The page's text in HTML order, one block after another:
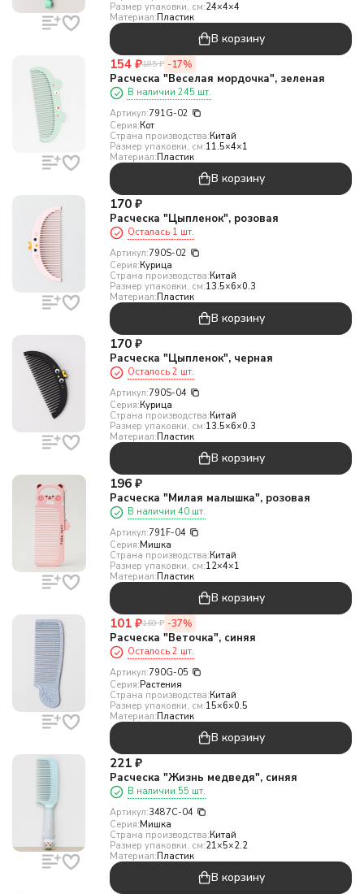
Размер упаковки, см:24×4×4
Материал:Пластик
В корзину
154 ₽185 ₽ -17%
Расческа "Веселая мордочка", зеленая
В наличии 245 шт.
Артикул:791G-02
Серия:Кот
Страна производства:Китай
Размер упаковки, см:11.5×4×1
Материал:Пластик
В корзину
170 ₽
Расческа "Цыпленок", розовая
Осталась 1 шт.
Артикул:790S-02
Серия:Курица
Страна производства:Китай
Размер упаковки, см:13.5×6×0.3
Материал:Пластик
В корзину
170 ₽
Расческа "Цыпленок", черная
Осталось 2 шт.
Артикул:790S-04
Серия:Курица
Страна производства:Китай
Размер упаковки, см:13.5×6×0.3
Материал:Пластик
В корзину
196 ₽
Расческа "Милая малышка", розовая
В наличии 40 шт.
Артикул:791F-04
Серия:Мишка
Страна производства:Китай
Размер упаковки, см:12×4×1
Материал:Пластик
В корзину
101 ₽160 ₽ -37%
Расческа "Веточка", синяя
Осталось 2 шт.
Артикул:790G-05
Серия:Растения
Страна производства:Китай
Размер упаковки, см:15×6×0.5
Материал:Пластик
В корзину
221 ₽
Расческа "Жизнь медведя", синяя
В наличии 55 шт.
Артикул:3487C-04
Серия:Мишка
Страна производства:Китай
Размер упаковки, см:21×5×2.2
Материал:Пластик
В корзину